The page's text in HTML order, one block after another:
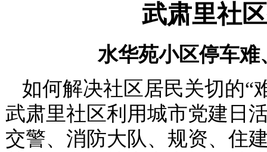
武肃里社
水华苑小区停车
如何解决社区居民关切的“
武肃里社区利用城市党建日
交警、消防大队、规资、住